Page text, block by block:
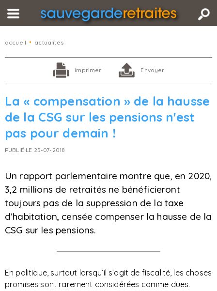
accueil • actualités
imprimer Envoyer
La « compensation » de la hausse
de la CSG sur les pensions n'est
pas pour demain !
PUBLIÉ LE 25-07-2018
Un rapport parlementaire montre que, en 2020,
3,2 millions de retraités ne bénéficieront
toujours pas de la suppression de la taxe
d’habitation, censée compenser la hausse de la
CSG sur les pensions.
En politique, surtout lorsqu’il s’agit de fiscalité, les choses
promises sont rarement considérées comme dues.